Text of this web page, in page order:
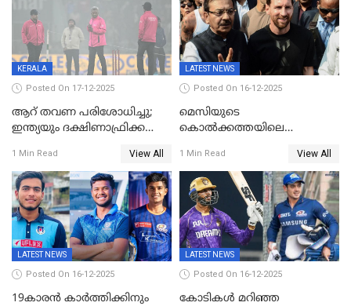
KERALA
Posted On 17-12-2025
ആറ് തവണ പരിശോധിച്ചു;
ഇന്ത്യയും ദക്ഷിണാഫ്രിക്കയും
ഉപേക്ഷിച്ചു
1 Min Read View All
LATEST NEWS
Posted On 16-12-2025
മെസിയുടെ
കൊൽക്കത്തയിലെ
സംഘർഷം: കായിക മന്ത്രി
അരൂപ് ബിശ്വാസ് രാജിവച്ചു
1 Min Read View All
LATEST NEWS
Posted On 16-12-2025
19കാരൻ കാർത്തിക്കിനും
LATEST NEWS
Posted On 16-12-2025
കോടികൾ മറിഞ്ഞ